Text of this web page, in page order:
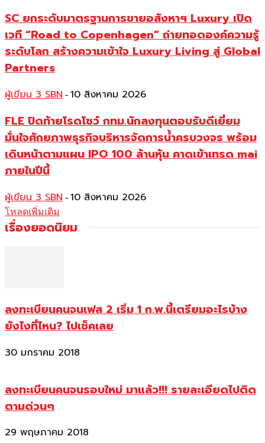
SC ยกระดับมาตรฐานการขายอสังหาฯ Luxury เปิด
เวที “Road to Copenhagen” ถ่ายทอดองค์ความรู้
ระดับโลก สร้างความเข้าใจ Luxury Living สู่ Global
Partners
ผู้เขียน 3 SBN - 10 สิงหาคม 2026
FLE ปิดท้ายโรดโชว์ กทม.นักลงทุนตอบรับดีเยี่ยม
มั่นใจศักยภาพธุรกิจบริหารจัดการน้ำครบวงจร พร้อม
เดินหน้าตามแผน IPO 100 ล้านหุ้น คาดเข้าเทรด mai
ภายในปีนี้
ผู้เขียน 3 SBN - 10 สิงหาคม 2026
โหลดเพิ่มเติม
เรื่องยอดนิยม
ลงทะเบียนคนจนเฟส 2 เริ่ม 1 ก.พ.นี้เตรียมอะไรบ้าง
ยังไงที่ไหน? ไปเช็คเลย
30 มกราคม 2018
ลงทะเบียนคนจนรอบใหม่ มาแล้ว!!! รายละเอียดไปติด
ตามด่วนๆ
29 พฤษภาคม 2018